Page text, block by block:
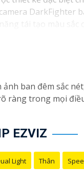
DarkFighter
tái tạo màu
ban đêm sắc
ràng trong mọi
EZVIZ
Light Thân